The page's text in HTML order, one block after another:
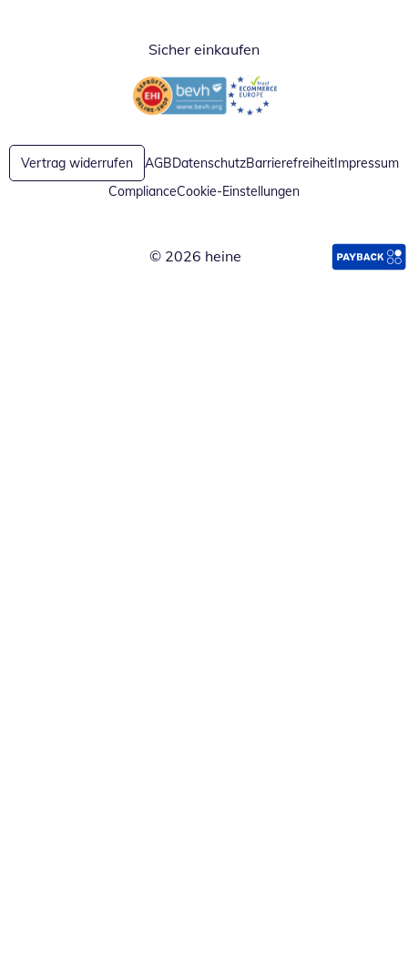
Sicher einkaufen
Öffnet in neuem FensterÖffnet in neuem Fenster
Vertrag widerrufen AGBDatenschutzBarrierefreiheitImpressum
ComplianceCookie-Einstellungen
© 2026 heine